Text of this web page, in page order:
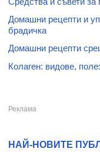
Домашни рецепти и
брадичка
Домашни рецепти
Колаген: видове,
НАЙ-НОВИТЕ